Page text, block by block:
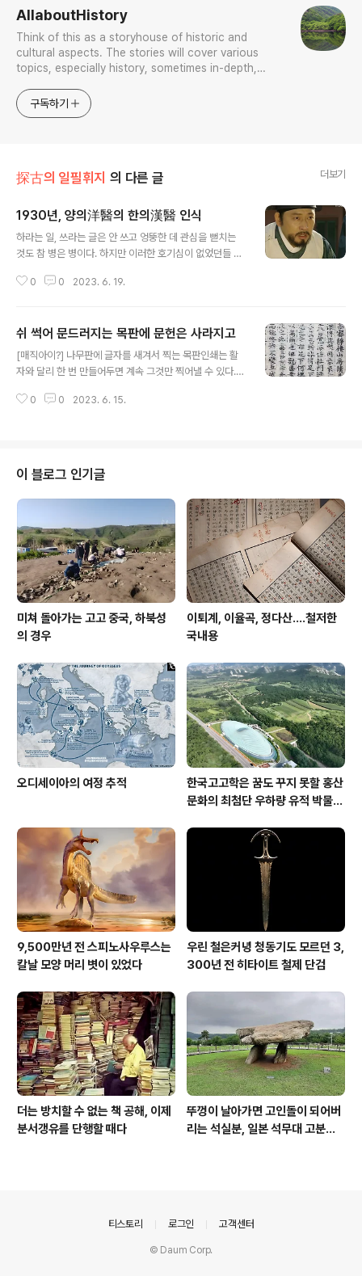
AllaboutHistory
Think of this as a storyhouse of historic and
cultural aspects. The stories will cover various
topics, especially history, sometimes in-depth,
approach will be to resist any common sense or
generalized viewpoint
구독하기
探古의 일필휘지 의 다른 글 더보기
1930년, 양의洋醫의 한의漢醫 인식
하라는 일, 쓰라는 글은 안 쓰고 엉뚱한 데 관심을 뻗치는
것도 참 병은 병이다. 하지만 이러한 호기심이 없었던들 인
풀뿌리 같은 걸 홍보할 때 "허준 선생의 에 이르기를 이거
예컨대 어떤 신문기사에 인용되었다면, 기사 작성자가 을
인용함으로써 자기 주장의 사실성을 증명하고 그 권위를
인정받을 수 있었다는 의미일 것이다. 나아가 이란 이러이
는) 대강이나마 알고 있음을 전제로 한다.그런데 의외로, 미
0 0 2023. 6. 19.
쉬 썩어 문드러지는 목판에 문헌은 사라지고
[매직아이?] 나무판에 글자를 새겨서 찍는 목판인쇄는 활
자와 달리 한 번 만들어두면 계속 그것만 찍어낼 수 있다.
런 경우 새로 판을 만들어 보충해야 하지만, 그때도 그게 쉽
하나에다 텍스트를 다 쑤셔박는다. 그것이 요새 개념으로
는 1쪽 1페이지가 된다. 활자는 글자 하나씩 만들어 그 한
글자씩 텍스트 순서에 따라 틀에다 넣고 배열하고는 그걸
로 찍어낸다. 글자의 가변성이라는 측면에서 금속활자가
훨씬 보폭이 크다. 목판은 문드러지면 판대기 하나를 새로
짜야 한다. 훼손된 부..
0 0 2023. 6. 15.
이 블로그 인기글
미쳐 돌아가는 고고 중국, 하북성
의 경우
이퇴계, 이율곡, 정다산....철저한
국내용
오디세이아의 여정 추적
한국고고학은 꿈도 꾸지 못할 홍산
문화의 최첨단 우하량 유적 박물관
9,500만년 전 스피노사우루스는
칼날 모양 머리 볏이 있었다
우린 철은커녕 청동기도 모르던 3,
300년 전 히타이트 철제 단검
더는 방치할 수 없는 책 공해, 이제
분서갱유를 단행할 때다
뚜껑이 날아가면 고인돌이 되어버
리는 석실분, 일본 석무대 고분의
티스토리 로그인 고객센터
© Daum Corp.